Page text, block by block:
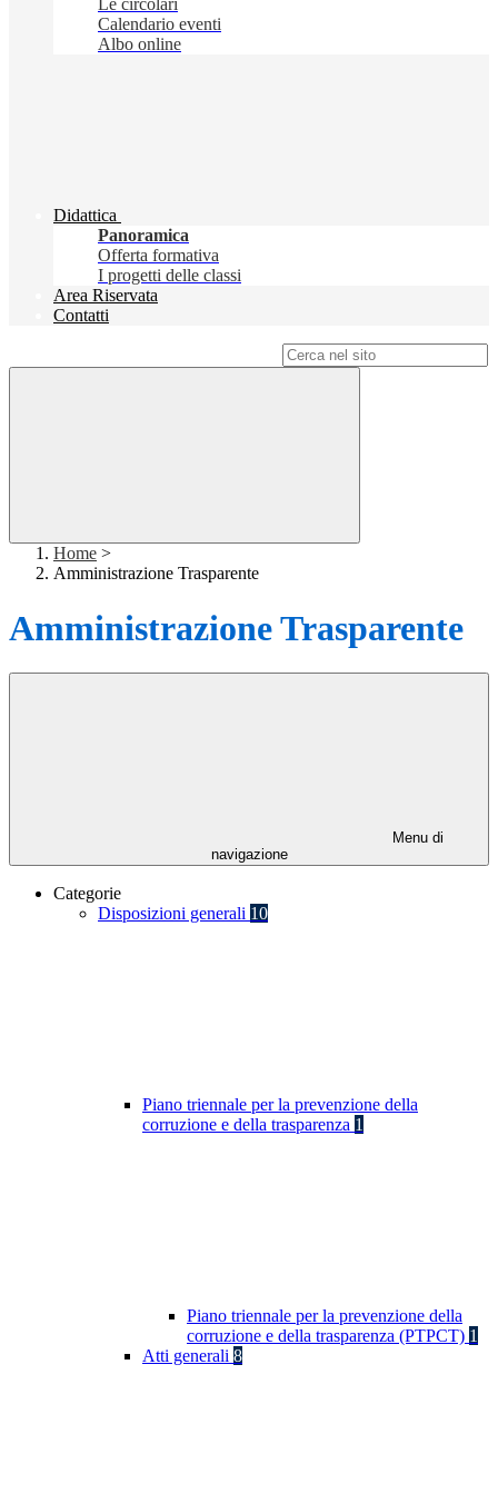
Le circolari
Calendario eventi
Albo online
Didattica
Panoramica
Offerta formativa
I progetti delle classi
Area Riservata
Contatti
Home >
Amministrazione Trasparente
Amministrazione Trasparente
Menu di
navigazione
Categorie
Disposizioni generali 10
Piano triennale per la prevenzione della
corruzione e della trasparenza 1
Piano triennale per la prevenzione della
corruzione e della trasparenza (PTPCT) 1
Atti generali 8